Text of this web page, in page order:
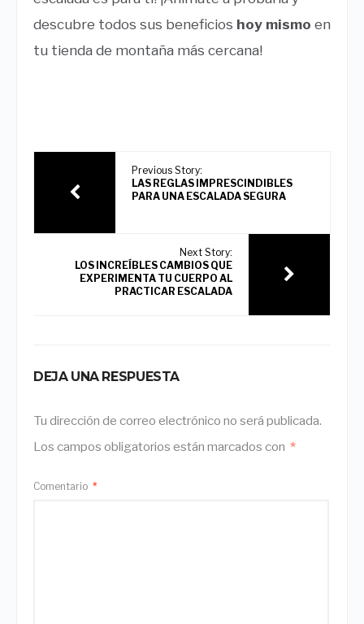
descubre todos sus beneficios hoy mismo en
tu tienda de montaña más cercana!
Previous Story:
LAS REGLAS IMPRESCINDIBLES
PARA UNA ESCALADA SEGURA
Next Story:
LOS INCREÍBLES CAMBIOS QUE
EXPERIMENTA TU CUERPO AL
PRACTICAR ESCALADA
DEJA UNA RESPUESTA
Tu dirección de correo electrónico no será publicada.
Los campos obligatorios están marcados con *
Comentario *